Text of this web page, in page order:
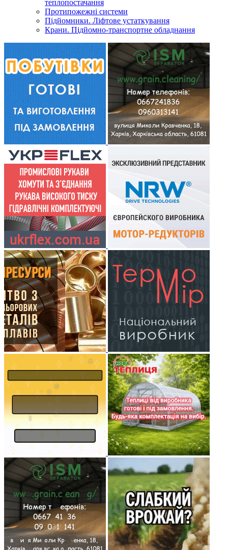
теплопостачання
Протипожежні системи
Підйомники. Ліфтове устаткування
Крани. Підйомно-транспортне обладнання